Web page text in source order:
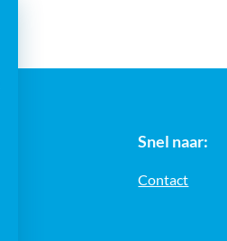
Snel naar:
Contact